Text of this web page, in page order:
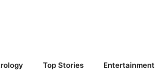
Top Stories Entertainment